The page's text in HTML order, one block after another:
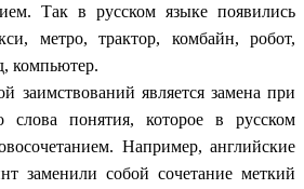
Так в русском языке появились
метро, трактор, комбайн, робот,
компьютер.
заимствований является замена при
слова понятия, которое в русском
Например, английские
заменили собой сочетание меткий